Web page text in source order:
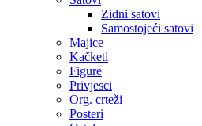
Zidni satovi
Samostojeći satovi
Majice
Kačketi
Figure
Privjesci
Org. crteži
Posteri